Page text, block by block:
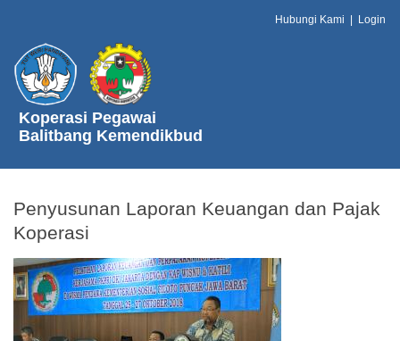
Hubungi Kami Login
Koperasi Pegawai
Balitbang Kemendikbud
Penyusunan Laporan Keuangan dan Pajak
Koperasi